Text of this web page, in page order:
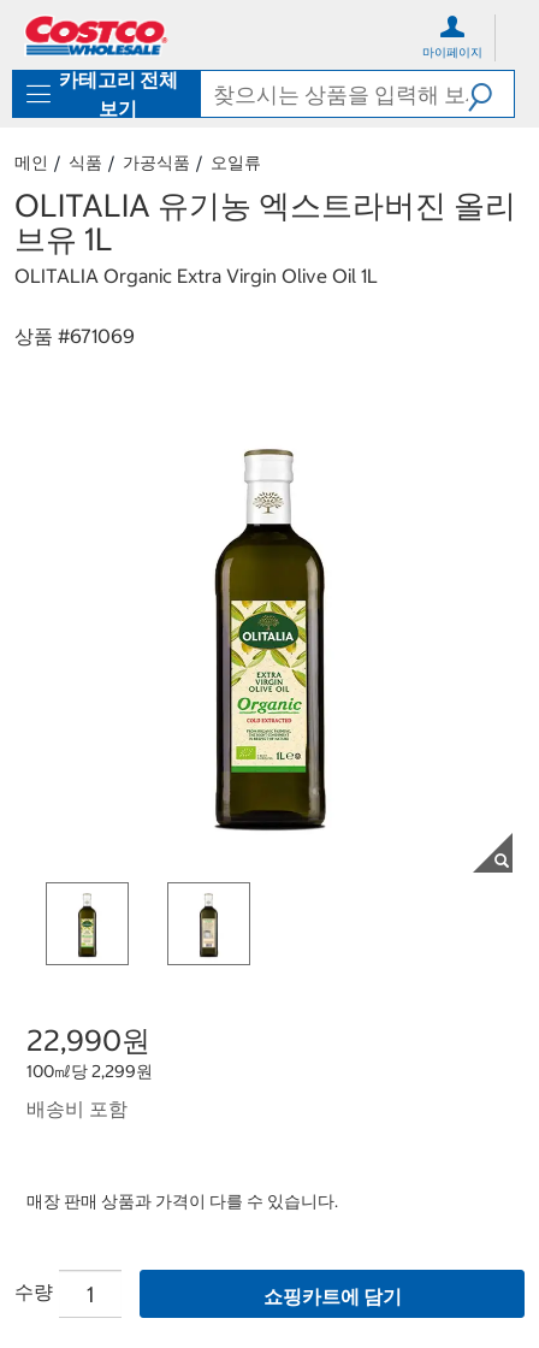
로
기
가
마이페이지
카테고리 전체
보기
메인 식품 가공식품 오일류
OLITALIA 유기농 엑스트라버진 올리
브유 1L
OLITALIA Organic Extra Virgin Olive Oil 1L
상품 #671069
22,990원
100㎖당 2,299원
배송비 포함
매장 판매 상품과 가격이 다를 수 있습니다.
수량 쇼핑카트에 담기